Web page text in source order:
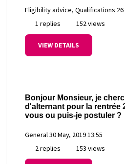
Eligibility advice, Qualifications
1 replies
152 views
VIEW DETAILS
Bonjour Monsieur, je
d'alternant pour la rentrée
vous ou puis-je postuler ?
General30 May, 2019 13:55
2 replies
153 views